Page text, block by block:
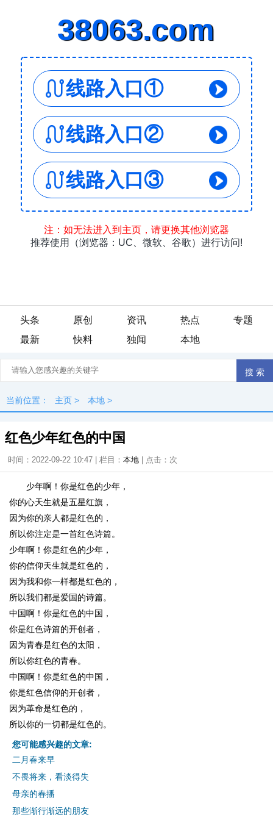
头条 原创 资讯 热点
专题
最新
快料 独闻 本地
当前位置： 主页 > 本地 >
红色少年红色的中国
时间：2022-09-22 10:47 | 栏目： 本地 | 点击： 次
少年啊！你是红色的少年，
你的心天生就是五星红旗，
因为你的亲人都是红色的，
所以你注定是一首红色诗篇。
少年啊！你是红色的少年，
你的信仰天生就是红色的，
因为我和你一样都是红色的，
所以我们都是爱国的诗篇。
中国啊！你是红色的中国，
你是红色诗篇的开创者，
因为青春是红色的太阳，
所以你红色的青春。
中国啊！你是红色的中国，
你是红色信仰的开创者，
因为革命是红色的，
所以你的一切都是红色的。
您可能感兴趣的文章:
二月春来早
不畏将来，看淡得失
母亲的春播
那些渐行渐远的朋友